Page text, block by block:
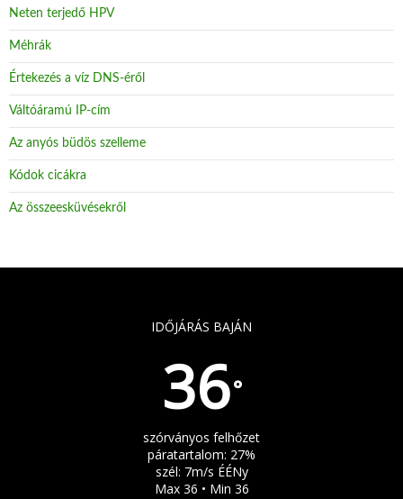
Neten terjedő HPV
Méhrák
Értekezés a víz DNS-éről
Váltóáramú IP-cím
Az anyós büdös szelleme
Kódok cicákra
Az összeesküvésekről
IDŐJÁRÁS BAJÁN
36°
szórványos felhőzet
páratartalom: 27%
szél: 7m/s ÉÉNy
Max 36 • Min 36